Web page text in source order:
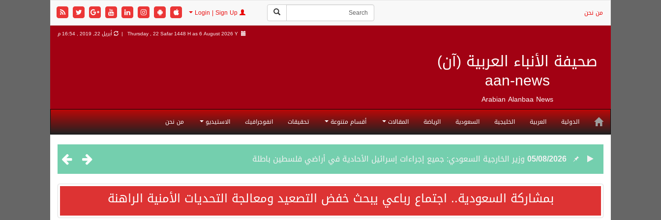
من نحن
صحيفة الأنباء العربية (آن)
aan-news
Arabian Alanbaa News
Thursday , 22 Safar 1448 H as6 August 2026 Y | أبريل 22, 2019 , 16:54 م
الدولية العربية الخليجية السعودية الرياضة المقالات أقسام متنوعة تحقيقات انفوجرافيك الاستيديو من نحن
05/08/2026 وزير الخارجية السعودي: جميع إجراءات إسرائيل الأحادية في أراضي فلسطين باطلة
05/08/2026جمعية طويق تحقق 97.35% في الحوكمة وتُصنف ضمن الكيانات متناهية الكبر وتحصد شهادة الآيزو للعام الثالث على التوالي
بمشاركة السعودية.. اجتماع رباعي يبحث خفض التصعيد ومعالجة التحديات الأمنية الراهنة